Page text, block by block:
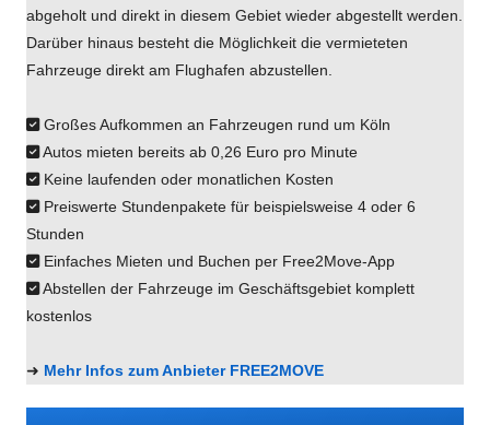
abgeholt und direkt in diesem Gebiet wieder abgestellt werden.
Darüber hinaus besteht die Möglichkeit die vermieteten
Fahrzeuge direkt am Flughafen abzustellen.
Großes Aufkommen an Fahrzeugen rund um Köln
Autos mieten bereits ab 0,26 Euro pro Minute
Keine laufenden oder monatlichen Kosten
Preiswerte Stundenpakete für beispielsweise 4 oder 6
Stunden
Einfaches Mieten und Buchen per Free2Move-App
Abstellen der Fahrzeuge im Geschäftsgebiet komplett
kostenlos
➜ Mehr Infos zum Anbieter FREE2MOVE